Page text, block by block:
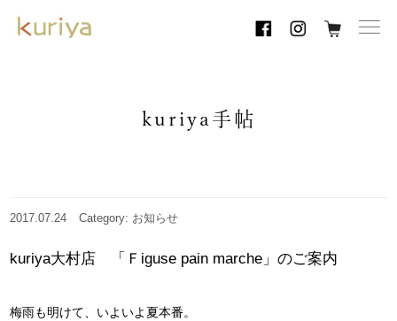
kuriya手帖
2017.07.24 Category: お知らせ
kuriya大村店 「Ｆiguse pain marche」のご案内
梅雨も明けて、いよいよ夏本番。